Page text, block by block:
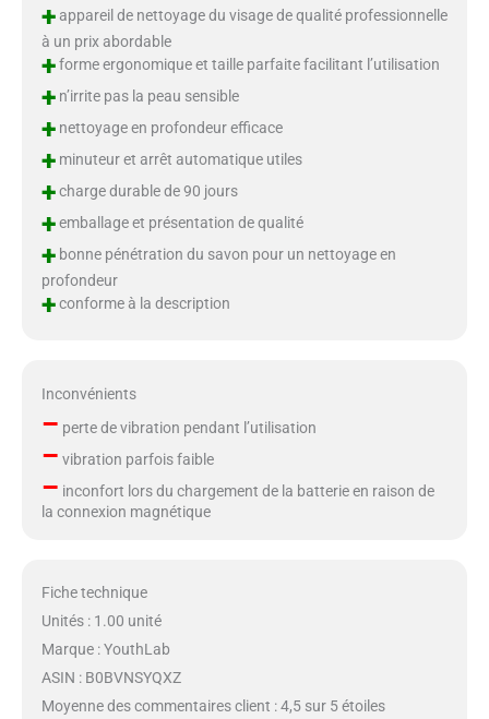
+appareil de nettoyage du visage de qualité professionnelle
à un prix abordable
+forme ergonomique et taille parfaite facilitant l’utilisation
+n’irrite pas la peau sensible
+nettoyage en profondeur efficace
+minuteur et arrêt automatique utiles
+charge durable de 90 jours
+emballage et présentation de qualité
+bonne pénétration du savon pour un nettoyage en
profondeur
+conforme à la description
Inconvénients
– perte de vibration pendant l’utilisation
– vibration parfois faible
– inconfort lors du chargement de la batterie en raison de
la connexion magnétique
Fiche technique
Unités : 1.00 unité
Marque : YouthLab
ASIN : B0BVNSYQXZ
Moyenne des commentaires client : 4,5 sur 5 étoiles